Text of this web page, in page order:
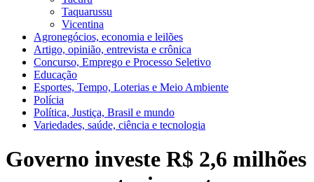
Taquarussu
Vicentina
Agronegócios, economia e leilões
Artigo, opinião, entrevista e crônica
Concurso, Emprego e Processo Seletivo
Educação
Esportes, Tempo, Loterias e Meio Ambiente
Polícia
Política, Justiça, Brasil e mundo
Variedades, saúde, ciência e tecnologia
Governo investe R$ 2,6 milhões